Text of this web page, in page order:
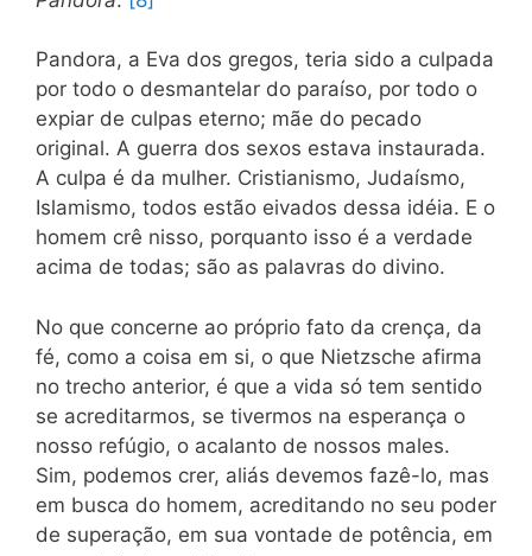
Pandora, a Eva dos gregos, teria sido a culpada
por todo o desmantelar do paraíso, por todo o
expiar de culpas eterno; mãe do pecado
original. A guerra dos sexos estava instaurada.
A culpa é da mulher. Cristianismo, Judaísmo,
Islamismo, todos estão eivados dessa idéia. E o
homem crê nisso, porquanto isso é a verdade
acima de todas; são as palavras do divino.
No que concerne ao próprio fato da crença, da
fé, como a coisa em si, o que Nietzsche afirma
no trecho anterior, é que a vida só tem sentido
se acreditarmos, se tivermos na esperança o
nosso refúgio, o acalanto de nossos males.
Sim, podemos crer, aliás devemos fazê-lo, mas
em busca do homem, acreditando no seu poder
de superação, em sua vontade de potência, em